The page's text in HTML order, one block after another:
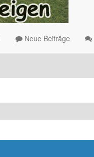
Neue Beiträge